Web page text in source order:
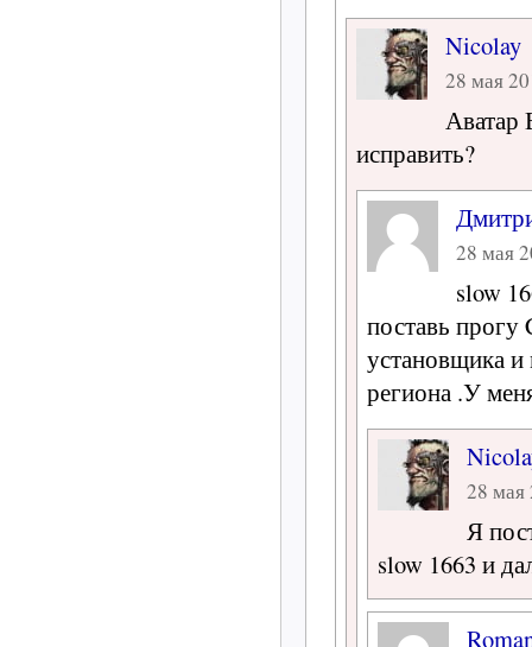
Nicolay
28 мая
Аватар
исправить?
28 мая
slow
поставь
установщика
региона .У
28 мая
Я
slow 1663 и